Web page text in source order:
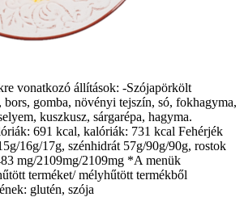
vonatkozó állítások: -Szójapörkölt
bors, gomba, növényi tejszín, só, fokhagyma,
kuszkusz, sárgarépa, hagyma.
691 kcal, kalóriák: 731 kcal Fehérjék
16g/17g, szénhidrát 57g/90g/90g, rostok
mg/2109mg/2109mg *A menük
terméket/ mélyhűtött termékből
glutén, szója